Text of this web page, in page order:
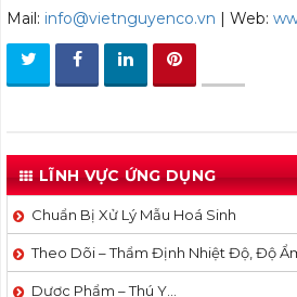
Mail: info@vietnguyenco.vn | Web:
LĨNH VỰC ỨNG DỤNG
Chuẩn Bị Xử Lý Mẫu Hoá Sinh
Theo Dõi – Thẩm Định Nhiệt Độ, Độ
Dược Phẩm – Thú Y…